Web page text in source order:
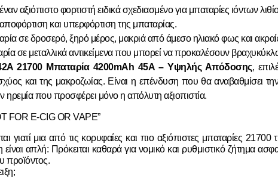
αξιόπιστο φορτιστή ειδικά σχεδιασμένο για μπαταρίες ιόντων
και υπερφόρτιση της μπαταρίας.
σε δροσερό, ξηρό μέρος, μακριά από άμεσο ηλιακό φως και
σε μεταλλικά αντικείμενα που μπορεί να προκαλέσουν
21700 Μπαταρία 4200mAh 45A – Υψηλής Απόδοσης,
και της μακροζωίας. Είναι η επένδυση που θα αναβαθμίσει
ηρεμία που προσφέρει μόνο η απόλυτη αξιοπιστία.
FOR E-CIG OR VAPE”
γιατί μια από τις κορυφαίες και πιο αξιόπιστες μπαταρίες 21700
απλή: Πρόκειται καθαρά για νομικό και ρυθμιστικό ζήτημα
προϊόντος.